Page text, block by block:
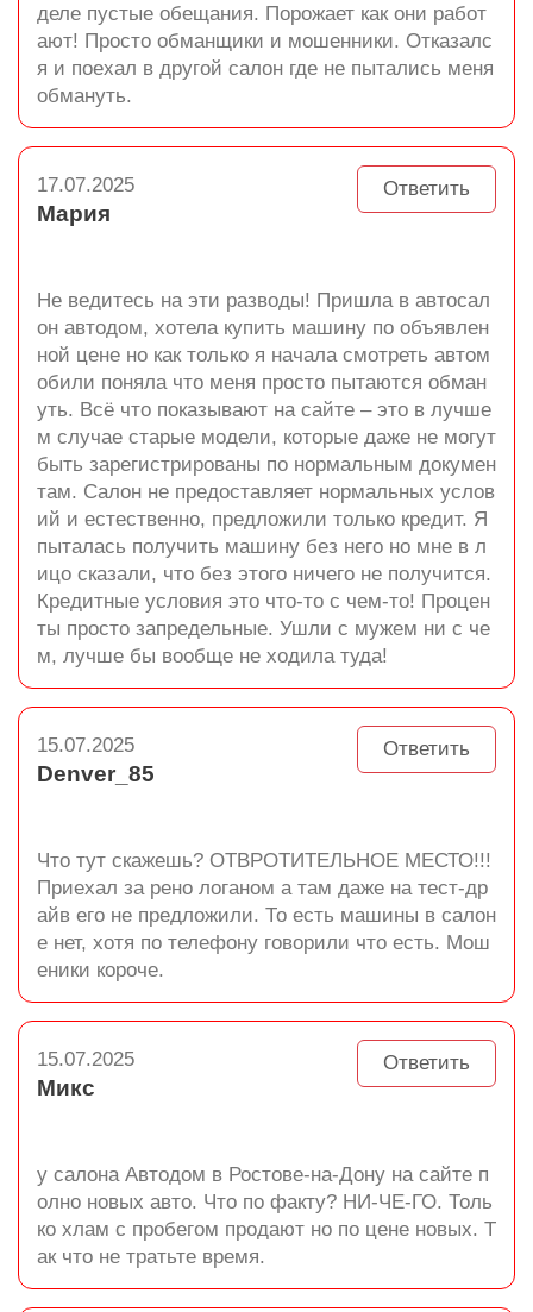
деле пустые обещания. Порожает как они работ
ают! Просто обманщики и мошенники. Отказалс
я и поехал в другой салон где не пытались меня
обмануть.
Ответить
17.07.2025
Мария
Не ведитесь на эти разводы! Пришла в автосал
он автодом, хотела купить машину по объявлен
ной цене но как только я начала смотреть автом
обили поняла что меня просто пытаются обман
уть. Всё что показывают на сайте – это в лучше
м случае старые модели, которые даже не могут
быть зарегистрированы по нормальным докумен
там. Салон не предоставляет нормальных услов
ий и естественно, предложили только кредит. Я
пыталась получить машину без него но мне в л
ицо сказали, что без этого ничего не получится.
Кредитные условия это что-то с чем-то! Процен
ты просто запредельные. Ушли с мужем ни с че
м, лучше бы вообще не ходила туда!
Ответить
15.07.2025
Denver_85
Что тут скажешь? ОТВРОТИТЕЛЬНОЕ МЕСТО!!!
Приехал за рено логаном а там даже на тест-др
айв его не предложили. То есть машины в салон
е нет, хотя по телефону говорили что есть. Мош
еники короче.
Ответить
15.07.2025
Микс
у салона Автодом в Ростове-на-Дону на сайте п
олно новых авто. Что по факту? НИ-ЧЕ-ГО. Толь
ко хлам с пробегом продают но по цене новых. Т
ак что не тратьте время.